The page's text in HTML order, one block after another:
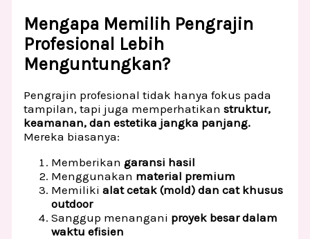
Mengapa Memilih Pengrajin
Profesional Lebih
Menguntungkan?
Pengrajin profesional tidak hanya fokus pada
tampilan, tapi juga memperhatikanstruktur,
keamanan, dan estetika jangka panjang.
Mereka biasanya:
Memberikangaransi hasil
Menggunakan material premium
Memilikialat cetak (mold) dan cat khusus
outdoor
Sanggup menangani proyek besar dalam
waktu efisien